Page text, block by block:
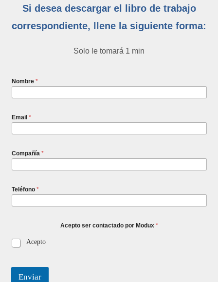
Si desea descargar el libro de trabajo
correspondiente, llene la siguiente forma:
Solo le tomará 1 min
Nombre *
Email *
Compañía *
Teléfono *
Acepto ser contactado por Modux *
Acepto
Enviar